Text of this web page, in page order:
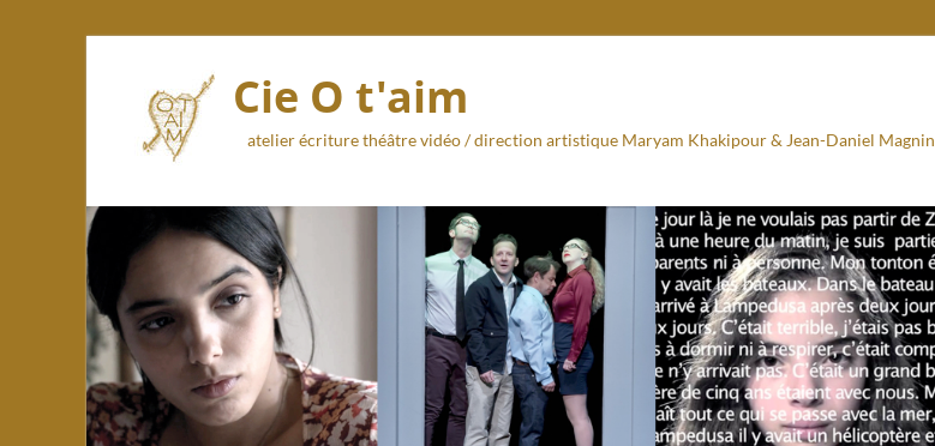
Cie O t'aim
atelier écriture théâtre vidéo / direction artistique Maryam Khakipour & Jean-Daniel Magnin